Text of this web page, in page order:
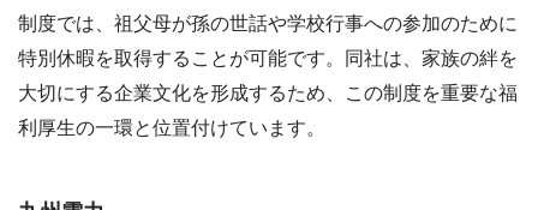
制度では、祖父母が孫の世話や学校行事への参加のために
特別休暇を取得することが可能です。同社は、家族の絆を
大切にする企業文化を形成するため、この制度を重要な福
利厚生の一環と位置付けています。